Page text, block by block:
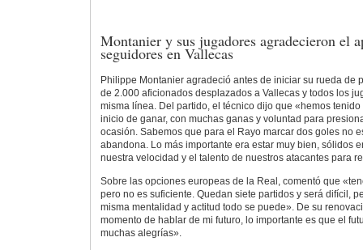
Montanier y sus jugadores agradecieron el
seguidores en Vallecas
Philippe Montanier agradeció antes de iniciar su rueda de
de 2.000 aficionados desplazados a Vallecas y todos los
misma línea. Del partido, el técnico dijo que «hemos
inicio de ganar, con muchas ganas y voluntad para
ocasión. Sabemos que para el Rayo marcar dos goles no
abandona. Lo más importante era estar muy bien, sólidos
nuestra velocidad y el talento de nuestros atacantes para
Sobre las opciones europeas de la Real, comentó que
pero no es suficiente. Quedan siete partidos y será difícil,
misma mentalidad y actitud todo se puede». De su
momento de hablar de mi futuro, lo importante es que el
muchas alegrías».